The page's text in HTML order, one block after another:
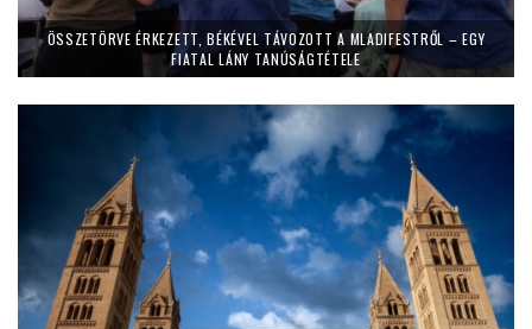
ÖSSZETÖRVE ÉRKEZETT, BÉKÉVEL TÁVOZOTT A MLADIFESTRŐL – EGY
FIATAL LÁNY TANÚSÁGTÉTELE